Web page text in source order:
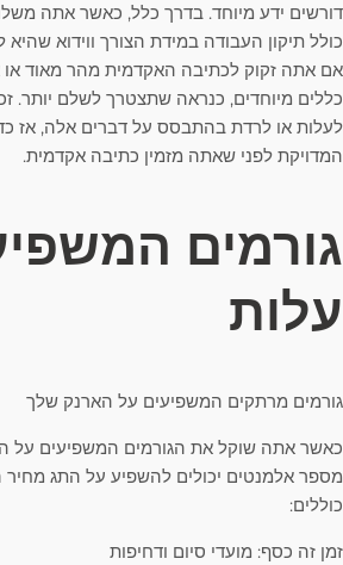
דורשים ידע מיוחד. בדרך כלל, כאשר אתה
כולל תיקון העבודה במידת הצורך ווידוא
אם אתה זקוק לכתיבה האקדמית מהר מאוד
כללים מיוחדים, כנראה שתצטרך לשלם יותר.
לעלות או לרדת בהתבסס על דברים אלה, אז
המדויקת לפני שאתה מזמין כתיבה אקדמית.
גורמים
עלות
גורמים מרתקים המשפיעים על הארנק שלך
כאשר אתה שוקל את הגורמים המשפיעים על
מספר אלמנטים יכולים להשפיע על התג מחיר
כוללים:
זמן זה כסף: מועדי סיום ודחיפות